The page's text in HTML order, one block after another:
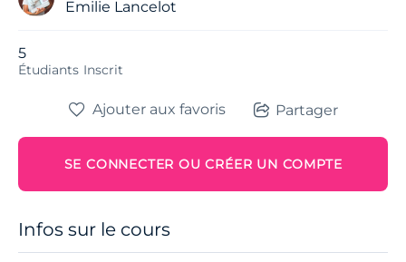
Emilie Lancelot
5
Étudiants Inscrit
Ajouter aux favoris Partager
SE CONNECTER OU CRÉER UN COMPTE
Infos sur le cours